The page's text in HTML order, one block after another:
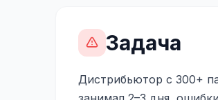
Задача
Дистрибьютор с 300+